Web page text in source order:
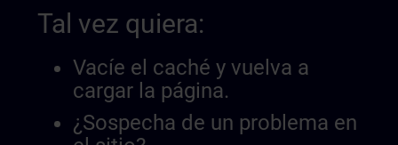
Tal vez quiera:
Vacíe el caché y vuelva a
cargar la página.
¿Sospecha de un problema en